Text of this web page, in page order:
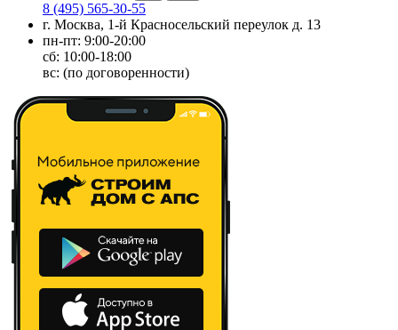
8 (495) 565-30-55
г. Москва, 1-й Красносельский переулок д. 13
пн-пт: 9:00-20:00
сб: 10:00-18:00
вс: (по договоренности)